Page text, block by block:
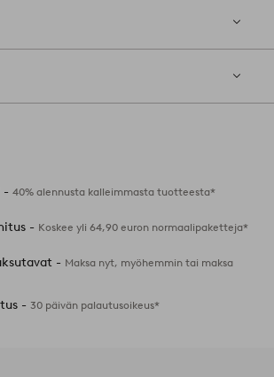
- 40% alennusta kalleimmasta tuotteesta*
- Koskee yli 64,90 euron normaalipaketteja*
- Maksa nyt, myöhemmin tai maksa
- 30 päivän palautusoikeus*